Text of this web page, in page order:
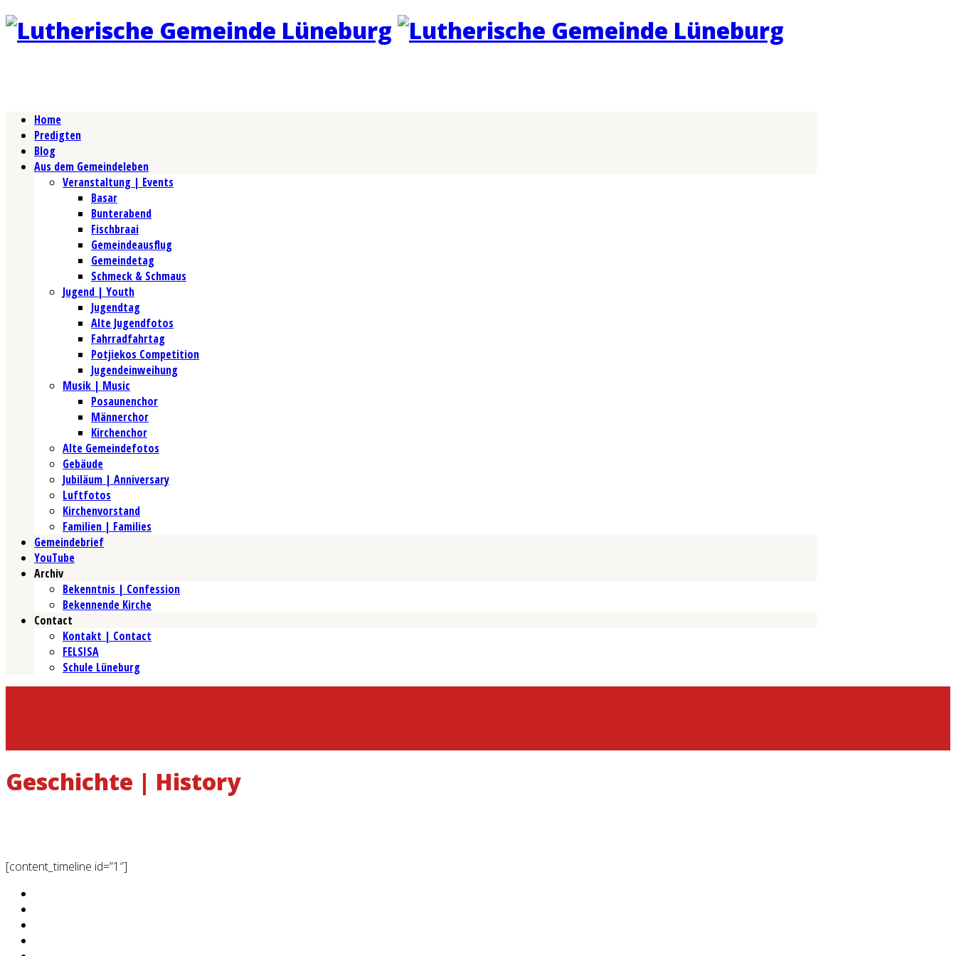
Home
Predigten
Blog
Aus dem Gemeindeleben
Veranstaltung | Events
Basar
Bunterabend
Fischbraai
Gemeindeausflug
Gemeindetag
Schmeck & Schmaus
Jugend | Youth
Jugendtag
Alte Jugendfotos
Fahrradfahrtag
Potjiekos Competition
Jugendeinweihung
Musik | Music
Posaunenchor
Männerchor
Kirchenchor
Alte Gemeindefotos
Gebäude
Jubiläum | Anniversary
Luftfotos
Kirchenvorstand
Familien | Families
Gemeindebrief
YouTube
Archiv
Bekenntnis | Confession
Bekennende Kirche
Contact
Kontakt | Contact
FELSISA
Schule Lüneburg
Geschichte | History
[content_timeline id=”1″]